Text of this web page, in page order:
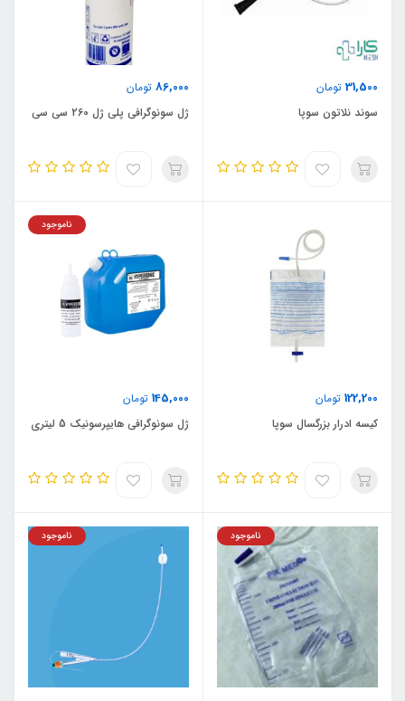
31,500 تومان
سوند نلاتون سوپا
86,000 تومان
ژل سونوگرافی پلی ژل 260 سی سی
122,200 تومان
کیسه ادرار بزرگسال سوپا
145,000 تومان
ناموجود
ژل سونوگرافی هایپرسونیک 5 لیتری
ناموجود ناموجود